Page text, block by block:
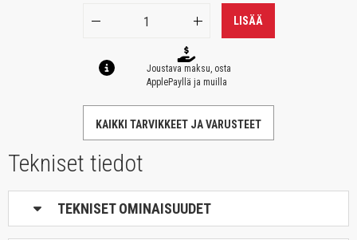
LISÄÄ
Joustava maksu, osta
ApplePayllä ja muilla
KAIKKI TARVIKKEET JA VARUSTEET
Tekniset tiedot
TEKNISET OMINAISUUDET